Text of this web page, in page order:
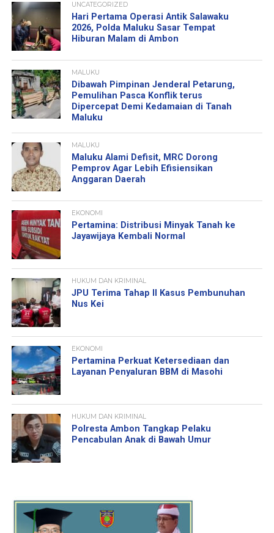
UNCATEGORIZED
Hari Pertama Operasi Antik Salawaku
2026, Polda Maluku Sasar Tempat
Hiburan Malam di Ambon
MALUKU
Dibawah Pimpinan Jenderal Petarung,
Pemulihan Pasca Konflik terus
Dipercepat Demi Kedamaian di Tanah
Maluku
MALUKU
Maluku Alami Defisit, MRC Dorong
Pemprov Agar Lebih Efisiensikan
Anggaran Daerah
EKONOMI
Pertamina: Distribusi Minyak Tanah ke
Jayawijaya Kembali Normal
HUKUM DAN KRIMINAL
JPU Terima Tahap II Kasus Pembunuhan
Nus Kei
EKONOMI
Pertamina Perkuat Ketersediaan dan
Layanan Penyaluran BBM di Masohi
HUKUM DAN KRIMINAL
Polresta Ambon Tangkap Pelaku
Pencabulan Anak di Bawah Umur